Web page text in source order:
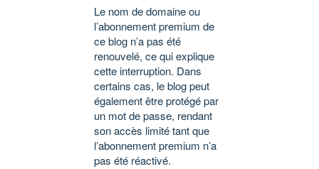
Le nom de domaine ou
l’abonnement premium de
ce blog n’a pas été
renouvelé, ce qui explique
cette interruption. Dans
certains cas, le blog peut
également être protégé par
un mot de passe, rendant
son accès limité tant que
l’abonnement premium n’a
pas été réactivé.